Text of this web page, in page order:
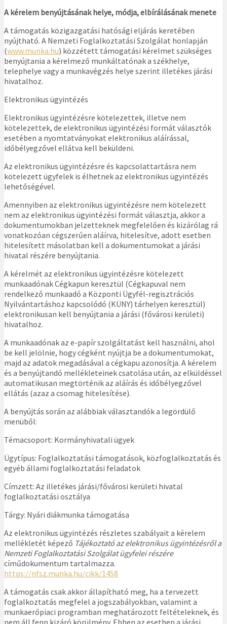
A kérelem benyújtásának helye, módja, elbírálásának menete
A támogatás közigazgatási hatósági eljárás keretében
nyújtható. A Nemzeti Foglalkoztatási Szolgálat honlapján
(www.munka.hu) közzétett támogatási kérelmet szükséges
benyújtania a kérelmező munkáltatónak a székhelye,
telephelye vagy a munkavégzés helye szerint illetékes járási
hivatalhoz.
Elektronikus ügyintézés
Elektronikus ügyintézésre kötelezettek, illetve nem
kötelezettek, de elektronikus ügyintézési formát választók
esetében a nyomtatványokat elektronikus aláírással,
időbélyegzővel ellátva kell beküldeni.
Az elektronikus ügyintézésre és kapcsolattartásra nem
kötelezett ügyfelek is élhetnek az elektronikus ügyintézés
lehetőségével.
Amennyiben az elektronikus ügyintézésre nem kötelezett
nem az elektronikus ügyintézési formát választja, akkor a
dokumentumokban jelzetteknek megfelelően és kizárólag rá
vonatkozóan cégszerűen aláírva, hitelesítve, adott esetben
hitelesített másolatban kell a dokumentumokat a járási
hivatal részére benyújtania.
A kérelmét az elektronikus ügyintézésre kötelezett
munkaadónak Cégkapun keresztül (Cégkapuval nem
rendelkező munkaadó a Központi Ügyfél-regisztrációs
Nyilvántartáshoz kapcsolódó (KÜNY) tárhelyen keresztül)
elektronikusan kell benyújtania a járási (fővárosi kerületi)
hivatalhoz.
A munkaadónak az e-papír szolgáltatást kell használni, ahol
be kell jelölnie, hogy cégként nyújtja be a dokumentumokat,
majd az adatok megadásával a cégkapu azonosítja. A kérelem
és a benyújtandó mellékleteinek csatolása után, az elküldéssel
automatikusan megtörténik az aláírás és időbélyegzővel
ellátás (azaz a csomag hitelesítése).
A benyújtás során az alábbiak választandók a legördülő
menüből:
Témacsoport: Kormányhivatali ügyek
Ügytípus: Foglalkoztatási támogatások, közfoglalkoztatás és
egyéb állami foglalkoztatási feladatok
Címzett: Az illetékes járási/fővárosi kerületi hivatal
foglalkoztatási osztálya
Tárgy: Nyári diákmunka támogatása
Az elektronikus ügyintézés részletes szabályait a kérelem
mellékletét képező Tájékoztató az elektronikus ügyintézésről a
Nemzeti Foglalkoztatási Szolgálat ügyfelei részére
címűdokumentum tartalmazza.
https://nfsz.munka.hu/cikk/1458
A támogatás csak akkor állapítható meg, ha a tervezett
foglalkoztatás megfelel a jogszabályokban, valamint a
munkaerőpiaci programban meghatározott feltételeknek, és